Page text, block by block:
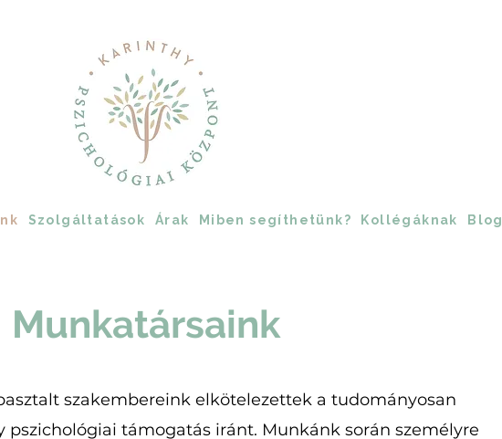
Szolgáltatások Árak Miben segíthetünk? Kollégáknak Blog
Munkatársaink
szakembereink elkötelezettek a tudományosan
pszichológiai támogatás iránt. Munkánk során személyre